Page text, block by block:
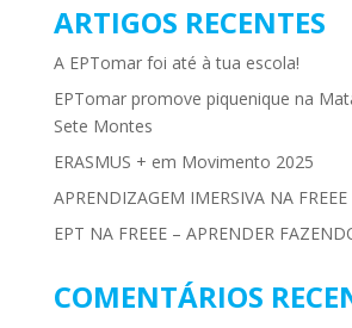
ARTIGOS RECENTES
A EPTomar foi até à tua escola!
EPTomar promove piquenique na
Sete Montes
ERASMUS + em Movimento 2025
APRENDIZAGEM IMERSIVA NA FREEE
EPT NA FREEE – APRENDER
COMENTÁRIOS